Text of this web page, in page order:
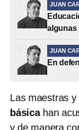
JUAN
algunas
JUAN
En
Las maestras
básica han
y de manera